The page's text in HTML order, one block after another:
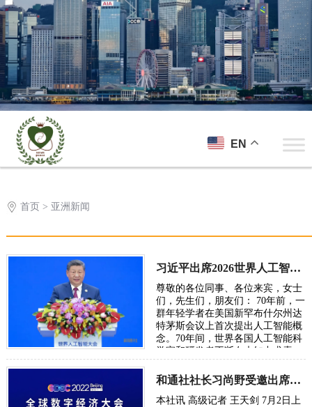
EN
首页 > 亚洲新闻
习近平出席2026世界人工智能大会呼吁携手构建公正合理的全球人工智能治理体系
尊敬的各位同事、各位来宾，女士
们，先生们，朋友们： 70年前，一
群年轻学者在美国新罕布什尔州达
特茅斯会议上首次提出人工智能概
念。70年间，世界各国人工智能科
学家和研发者不断在未知中求索、
年后，…
时间：2026-07-17
和通社社长习尚野受邀出席2026年全球数字经济大会
本社讯 高级记者 王天剑 7月2日上